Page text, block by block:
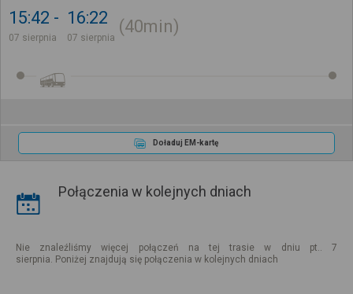
15:42
07 sierpnia
16:22
07 sierpnia
40min
Doładuj EM-kartę
Połączenia w kolejnych dniach
Nie znaleźliśmy więcej połączeń na tej trasie w dniu pt.. 7
sierpnia. Poniżej znajdują się połączenia w kolejnych dniach